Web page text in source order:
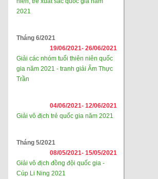
2021
Tháng 6/2021
19/06/2021- 26/06/2021
Giải các nhóm tuổi thiên niên quốc
gia năm 2021 - tranh giải Ẩm Thực
Trần
04/06/2021- 12/06/2021
Giải vô địch trẻ quốc gia năm 2021
Tháng 5/2021
08/05/2021- 15/05/2021
Giải vô địch đồng đội quốc gia -
Cúp Li Ning 2021